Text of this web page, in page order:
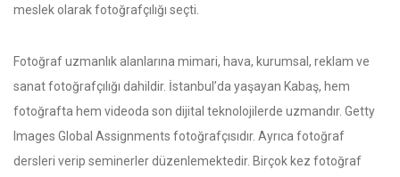
meslek olarak fotoğrafçılığı seçti.
Fotoğraf uzmanlık alanlarına mimari, hava, kurumsal, reklam ve
sanat fotoğrafçılığı dahildir. İstanbul’da yaşayan Kabaş, hem
fotoğrafta hem videoda son dijital teknolojilerde uzmandır. Getty
Images Global Assignments fotoğrafçısıdır. Ayrıca fotoğraf
dersleri verip seminerler düzenlemektedir. Birçok kez fotoğraf